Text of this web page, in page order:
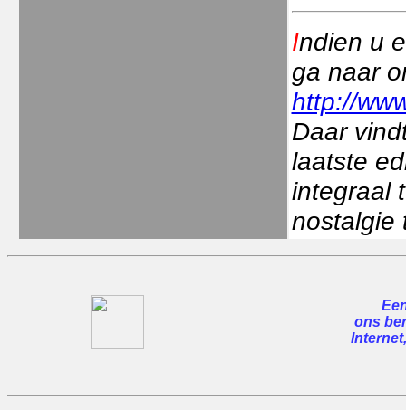
Indien u
ga naar
http://
Daar
laatste
integraal
nostalgie
ons